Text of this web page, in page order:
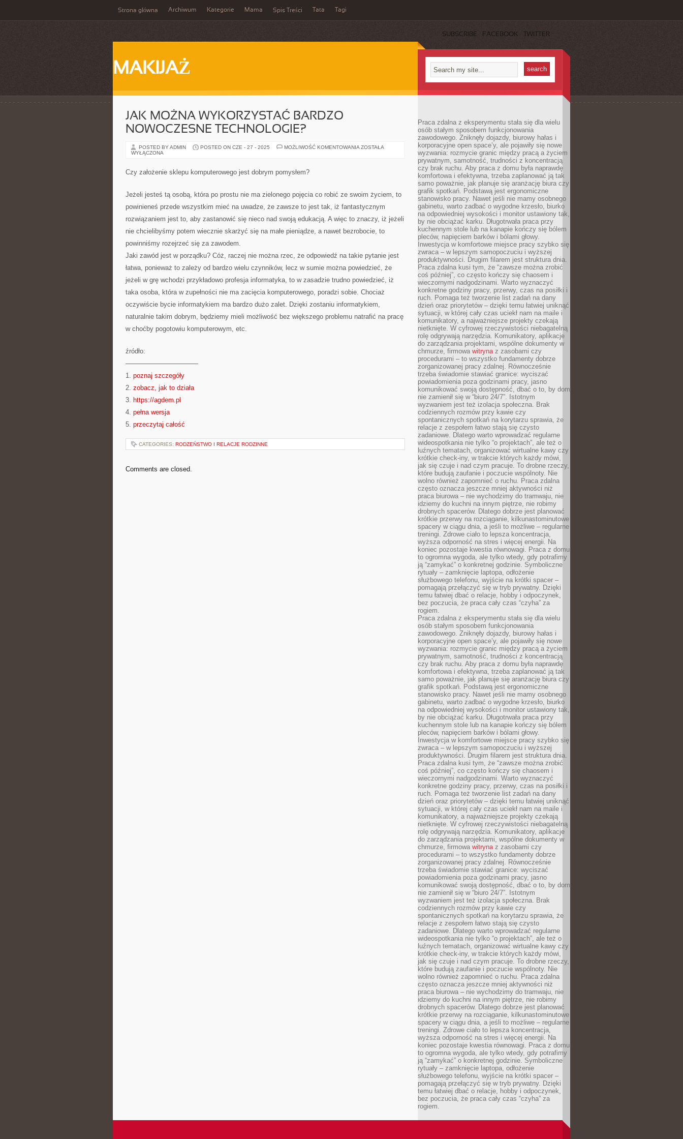
Strona główna Archiwum Kategorie Mama Spis Treści Tata Tagi
SUBSCRIBE FACEBOOK TWITTER
MAKIJAŻ
JAK MOŻNA WYKORZYSTAĆ BARDZO
NOWOCZESNE TECHNOLOGIE?
POSTED BY ADMIN POSTED ON CZE - 27 - 2025 MOŻLIWOŚĆ KOMENTOWANIA JAK
ZOSTAŁA
WYŁĄCZONA
Czy założenie sklepu komputerowego jest dobrym pomysłem?
Jeżeli jesteś tą osobą, która po prostu nie ma zielonego pojęcia co robić ze swoim życiem, to
powinieneś przede wszystkim mieć na uwadze, że zawsze to jest tak, iż fantastycznym
rozwiązaniem jest to, aby zastanowić się nieco nad swoją edukacją. A więc to znaczy, iż jeżeli
nie chcielibyśmy potem wiecznie skarżyć się na małe pieniądze, a nawet bezrobocie, to
powinniśmy rozejrzeć się za zawodem.
Jaki zawód jest w porządku? Cóż, raczej nie można rzec, że odpowiedź na takie pytanie jest
łatwa, ponieważ to zależy od bardzo wielu czynników, lecz w sumie można powiedzieć, że
jeżeli w grę wchodzi przykładowo profesja informatyka, to w zasadzie trudno powiedzieć, iż
taka osoba, która w zupełności nie ma zacięcia komputerowego, poradzi sobie. Chociaż
oczywiście bycie informatykiem ma bardzo dużo zalet. Dzięki zostaniu informatykiem,
naturalnie takim dobrym, będziemy mieli możliwość bez większego problemu natrafić na pracę
w choćby pogotowiu komputerowym, etc.
źródło:
———————————
1. poznaj szczegóły
2. zobacz, jak to działa
3. https://agdem.pl
4. pełna wersja
5. przeczytaj całość
CATEGORIES: RODZEŃSTWO I RELACJE RODZINNE
Comments are closed.
Praca zdalna z eksperymentu stała się dla wielu
osób stałym sposobem funkcjonowania
zawodowego. Zniknęły dojazdy, biurowy hałas i
korporacyjne open space’y, ale pojawiły się nowe
wyzwania: rozmycie granic między pracą a życiem
prywatnym, samotność, trudności z koncentracją
czy brak ruchu. Aby praca z domu była naprawdę
komfortowa i efektywna, trzeba zaplanować ją tak
samo poważnie, jak planuje się aranżację biura czy
grafik spotkań. Podstawą jest ergonomiczne
stanowisko pracy. Nawet jeśli nie mamy osobnego
gabinetu, warto zadbać o wygodne krzesło, biurko
na odpowiedniej wysokości i monitor ustawiony tak,
by nie obciążać karku. Długotrwała praca przy
kuchennym stole lub na kanapie kończy się bólem
pleców, napięciem barków i bólami głowy.
Inwestycja w komfortowe miejsce pracy szybko się
zwraca – w lepszym samopoczuciu i wyższej
produktywności. Drugim filarem jest struktura dnia.
Praca zdalna kusi tym, że “zawsze można zrobić
coś później”, co często kończy się chaosem i
wieczornymi nadgodzinami. Warto wyznaczyć
konkretne godziny pracy, przerwy, czas na posiłki i
ruch. Pomaga też tworzenie list zadań na dany
dzień oraz priorytetów – dzięki temu łatwiej uniknąć
sytuacji, w której cały czas uciekł nam na maile i
komunikatory, a najważniejsze projekty czekają
nietknięte. W cyfrowej rzeczywistości niebagatelną
rolę odgrywają narzędzia. Komunikatory, aplikacje
do zarządzania projektami, wspólne dokumenty w
chmurze, firmowa witrynaz zasobami czy
procedurami – to wszystko fundamenty dobrze
zorganizowanej pracy zdalnej. Równocześnie
trzeba świadomie stawiać granice: wyciszać
powiadomienia poza godzinami pracy, jasno
komunikować swoją dostępność, dbać o to, by dom
nie zamienił się w “biuro 24/7”. Istotnym
wyzwaniem jest też izolacja społeczna. Brak
codziennych rozmów przy kawie czy
spontanicznych spotkań na korytarzu sprawia, że
relacje z zespołem łatwo stają się czysto
zadaniowe. Dlatego warto wprowadzać regularne
wideospotkania nie tylko “o projektach”, ale też o
luźnych tematach, organizować wirtualne kawy czy
krótkie check-iny, w trakcie których każdy mówi,
jak się czuje i nad czym pracuje. To drobne rzeczy,
które budują zaufanie i poczucie wspólnoty. Nie
wolno również zapomnieć o ruchu. Praca zdalna
często oznacza jeszcze mniej aktywności niż
praca biurowa – nie wychodzimy do tramwaju, nie
idziemy do kuchni na innym piętrze, nie robimy
drobnych spacerów. Dlatego dobrze jest planować
krótkie przerwy na rozciąganie, kilkunastominutowe
spacery w ciągu dnia, a jeśli to możliwe – regularne
treningi. Zdrowe ciało to lepsza koncentracja,
wyższa odporność na stres i więcej energii. Na
koniec pozostaje kwestia równowagi. Praca z domu
to ogromna wygoda, ale tylko wtedy, gdy potrafimy
ją “zamykać” o konkretnej godzinie. Symboliczne
rytuały – zamknięcie laptopa, odłożenie
służbowego telefonu, wyjście na krótki spacer –
pomagają przełączyć się w tryb prywatny. Dzięki
temu łatwiej dbać o relacje, hobby i odpoczynek,
bez poczucia, że praca cały czas “czyha” za
rogiem.
Praca zdalna z eksperymentu stała się dla wielu
osób stałym sposobem funkcjonowania
zawodowego. Zniknęły dojazdy, biurowy hałas i
korporacyjne open space’y, ale pojawiły się nowe
wyzwania: rozmycie granic między pracą a życiem
prywatnym, samotność, trudności z koncentracją
czy brak ruchu. Aby praca z domu była naprawdę
komfortowa i efektywna, trzeba zaplanować ją tak
samo poważnie, jak planuje się aranżację biura czy
grafik spotkań. Podstawą jest ergonomiczne
stanowisko pracy. Nawet jeśli nie mamy osobnego
gabinetu, warto zadbać o wygodne krzesło, biurko
na odpowiedniej wysokości i monitor ustawiony tak,
by nie obciążać karku. Długotrwała praca przy
kuchennym stole lub na kanapie kończy się bólem
pleców, napięciem barków i bólami głowy.
Inwestycja w komfortowe miejsce pracy szybko się
zwraca – w lepszym samopoczuciu i wyższej
produktywności. Drugim filarem jest struktura dnia.
Praca zdalna kusi tym, że “zawsze można zrobić
coś później”, co często kończy się chaosem i
wieczornymi nadgodzinami. Warto wyznaczyć
konkretne godziny pracy, przerwy, czas na posiłki i
ruch. Pomaga też tworzenie list zadań na dany
dzień oraz priorytetów – dzięki temu łatwiej uniknąć
sytuacji, w której cały czas uciekł nam na maile i
komunikatory, a najważniejsze projekty czekają
nietknięte. W cyfrowej rzeczywistości niebagatelną
rolę odgrywają narzędzia. Komunikatory, aplikacje
do zarządzania projektami, wspólne dokumenty w
chmurze, firmowa witrynaz zasobami czy
procedurami – to wszystko fundamenty dobrze
zorganizowanej pracy zdalnej. Równocześnie
trzeba świadomie stawiać granice: wyciszać
powiadomienia poza godzinami pracy, jasno
komunikować swoją dostępność, dbać o to, by dom
nie zamienił się w “biuro 24/7”. Istotnym
wyzwaniem jest też izolacja społeczna. Brak
codziennych rozmów przy kawie czy
spontanicznych spotkań na korytarzu sprawia, że
relacje z zespołem łatwo stają się czysto
zadaniowe. Dlatego warto wprowadzać regularne
wideospotkania nie tylko “o projektach”, ale też o
luźnych tematach, organizować wirtualne kawy czy
krótkie check-iny, w trakcie których każdy mówi,
jak się czuje i nad czym pracuje. To drobne rzeczy,
które budują zaufanie i poczucie wspólnoty. Nie
wolno również zapomnieć o ruchu. Praca zdalna
często oznacza jeszcze mniej aktywności niż
praca biurowa – nie wychodzimy do tramwaju, nie
idziemy do kuchni na innym piętrze, nie robimy
drobnych spacerów. Dlatego dobrze jest planować
krótkie przerwy na rozciąganie, kilkunastominutowe
spacery w ciągu dnia, a jeśli to możliwe – regularne
treningi. Zdrowe ciało to lepsza koncentracja,
wyższa odporność na stres i więcej energii. Na
koniec pozostaje kwestia równowagi. Praca z domu
to ogromna wygoda, ale tylko wtedy, gdy potrafimy
ją “zamykać” o konkretnej godzinie. Symboliczne
rytuały – zamknięcie laptopa, odłożenie
służbowego telefonu, wyjście na krótki spacer –
pomagają przełączyć się w tryb prywatny. Dzięki
temu łatwiej dbać o relacje, hobby i odpoczynek,
bez poczucia, że praca cały czas “czyha” za
rogiem.